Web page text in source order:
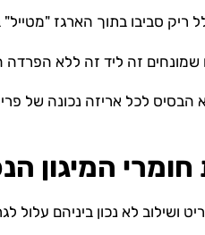
ריק סביבו בתוך הארגז
שמונחים זה ליד זה ללא
לכל אריזה נכונה של
המיגון
ושילוב לא נכון ביניהם עלול